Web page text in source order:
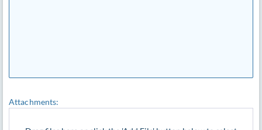
Attachments: